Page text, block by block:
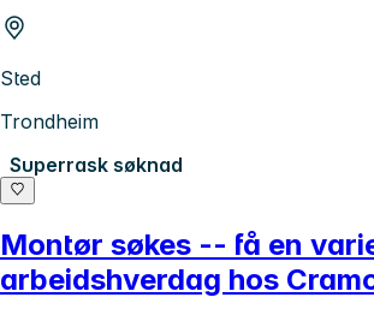
Sted
Trondheim
Superrask søknad
Montør søkes -- få en
arbeidshverdag hos